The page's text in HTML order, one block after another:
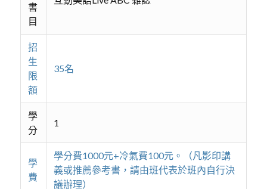
書
目
招
生
限
額
35名
學
分
1
學
費
學分費1000元+冷氣費100元。（凡影印講
義或推薦參考書，請由班代表於班內自行決
議辦理）